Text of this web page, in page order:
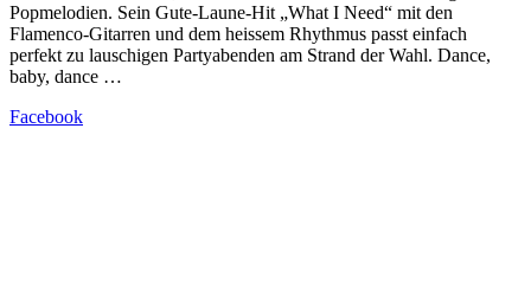
Popmelodien. Sein Gute-Laune-Hit „What I Need“ mit den
Flamenco-Gitarren und dem heissem Rhythmus passt einfach
perfekt zu lauschigen Partyabenden am Strand der Wahl. Dance,
baby, dance …
Facebook